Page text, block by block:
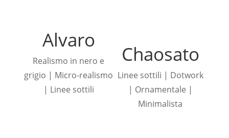
Alvaro
Realismo in nero e
grigio | Micro-realismo
| Linee sottili
Chaosato
Linee sottili | Dotwork
| Ornamentale |
Minimalista